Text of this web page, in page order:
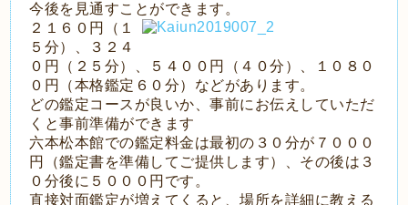
今後を見通すことができます。
２１６０円（１
５分）、３２４
０円（２５分）、５４００円（４０分）、１０８０
０円（本格鑑定６０分）などがあります。
どの鑑定コースが良いか、事前にお伝えしていただ
くと事前準備ができます
六本松本館での鑑定料金は最初の３０分が７０００
円（鑑定書を準備してご提供します）、その後は３
０分後に５０００円です。
直接対面鑑定が増えてくると、場所を詳細に教える